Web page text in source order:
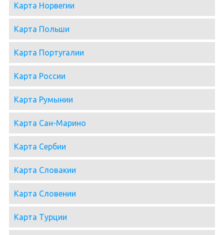
Карта Норвегии
Карта Польши
Карта Португалии
Карта России
Карта Румынии
Карта Сан-Марино
Карта Сербии
Карта Словакии
Карта Словении
Карта Турции